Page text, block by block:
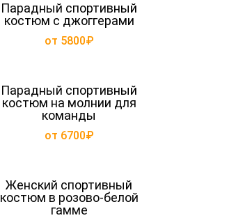
Парадный спортивный
костюм с джоггерами
от 5800₽
Парадный спортивный
костюм на молнии для
команды
от 6700₽
Женский спортивный
костюм в розово-белой
гамме